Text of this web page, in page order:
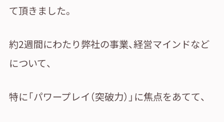
て頂きました。
約2週間にわたり弊社の事業、経営マインドなど
について、
特に「パワープレイ（突破力）」に焦点をあてて、